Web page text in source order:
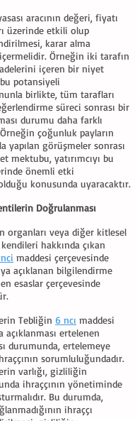
aracının değeri, fiyatı
üzerinde etkili olup
karar alma
Örneğin iki tarafın
içeren bir niyet
potansiyeli
birlikte, tüm tarafları
süreci sonrası bir
durumu daha farklı
çoğunluk payların
yapılan görüşmeler sonrası
mektubu, yatırımcıyı bu
önemli etki
konusunda uyaracaktır.
Doğrulanması
organları veya diğer kitlesel
hakkında çıkan
maddesi çerçevesinde
açıklanan bilgilendirme
esaslar çerçevesinde
Tebliğin 6 ncı maddesi
ertelenen
durumunda, ertelemeye
sorumluluğundadır.
varlığı, gizliliğin
ihraççının yönetiminde
Bu durumda,
ihraççı